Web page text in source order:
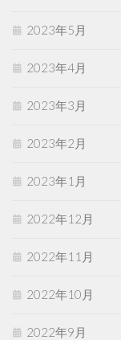
2023年5月
2023年4月
2023年3月
2023年2月
2023年1月
2022年12月
2022年11月
2022年10月
2022年9月